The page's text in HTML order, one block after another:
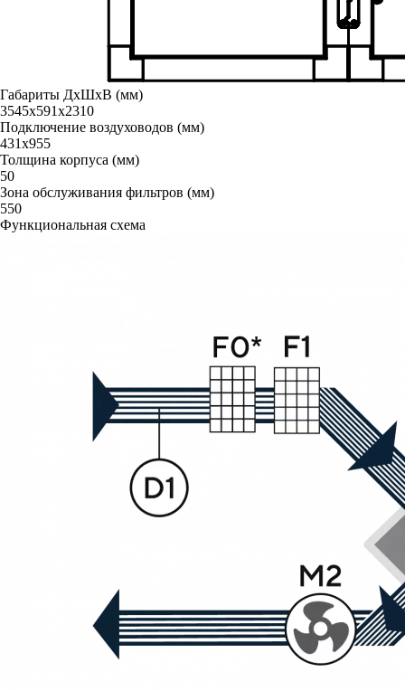
Габариты ДxШxВ (мм)
3545х591х2310
Подключение воздуховодов (мм)
431x955
Толщина корпуса (мм)
50
Зона обслуживания фильтров (мм)
550
Функциональная схема